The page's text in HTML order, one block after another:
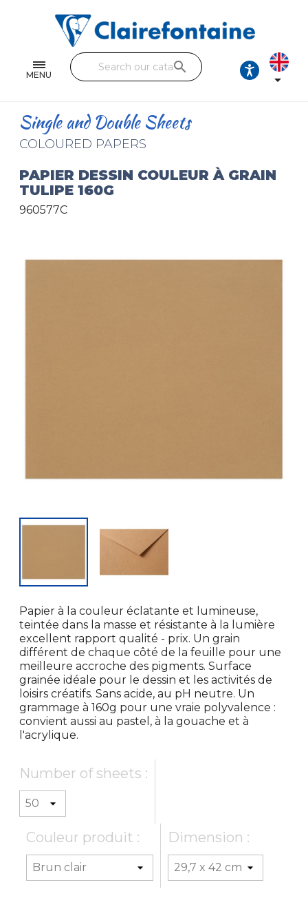
MENU
Single and double sheets
Fine arts
Handicraft
Pencil cases & Leather goods
All the collections
search

Single and Double Sheets
COLOURED PAPERS
PAPIER DESSIN COULEUR À GRAIN
TULIPE 160G
960577C
Papier à la couleur éclatante et lumineuse,
teintée dans la masse et résistante à la lumière
excellent rapport qualité - prix. Un grain
différent de chaque côté de la feuille pour une
meilleure accroche des pigments. Surface
grainée idéale pour le dessin et les activités de
loisirs créatifs. Sans acide, au pH neutre. Un
grammage à 160g pour une vraie polyvalence :
convient aussi au pastel, à la gouache et à
l'acrylique.
Number of sheets :
Couleur produit : Dimension :